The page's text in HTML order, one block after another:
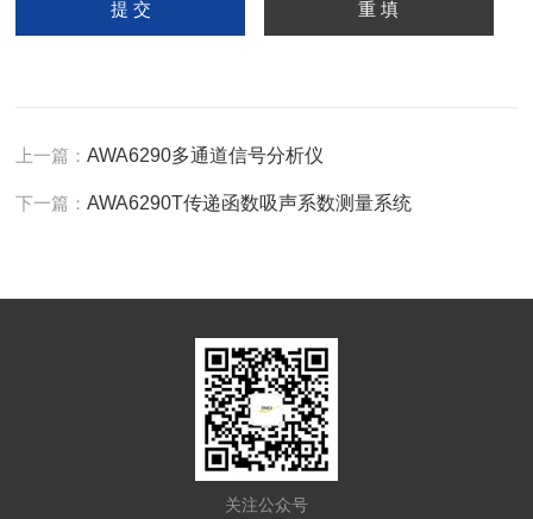
上一篇：AWA6290多通道信号分析仪
下一篇：AWA6290T传递函数吸声系数测量系统
关注公众号